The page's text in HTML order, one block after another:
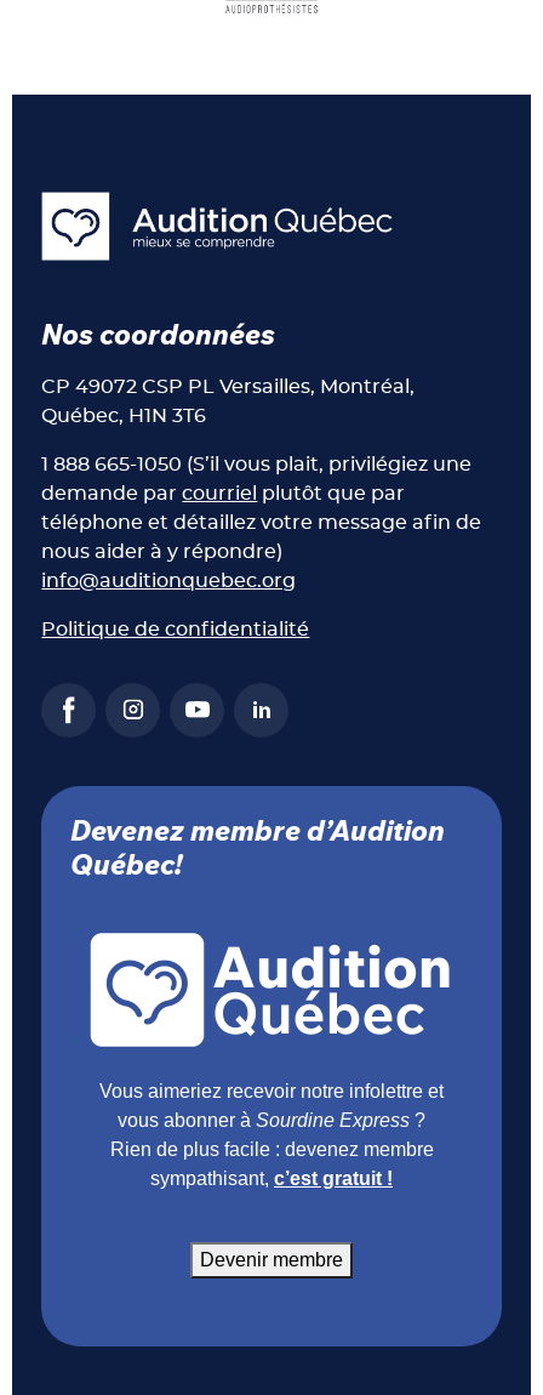
Nos coordonnées
CP 49072 CSP PL Versailles, Montréal,
Québec, H1N 3T6
1 888 665-1050 (S’il vous plait, privilégiez une
demande parcourriel plutôt que par
téléphone et détaillez votre message afin de
nous aider à y répondre)
info@auditionquebec.org
Politique de confidentialité
Devenez membre d’Audition
Québec!
Vous aimeriez recevoir notre infolettre et
vous abonner à Sourdine Express ?
Rien de plus facile : devenez membre
sympathisant, c’est gratuit !
Devenir membre